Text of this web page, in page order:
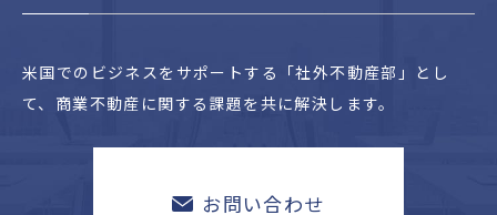
米国でのビジネスをサポートする「社外不動産部」とし
て、 商業不動産に関する課題を共に解決します。
お問い合わせ